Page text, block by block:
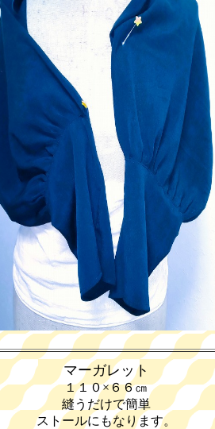
マーガレット
１１０×６６㎝
縫うだけで簡単
ストールにもなります。